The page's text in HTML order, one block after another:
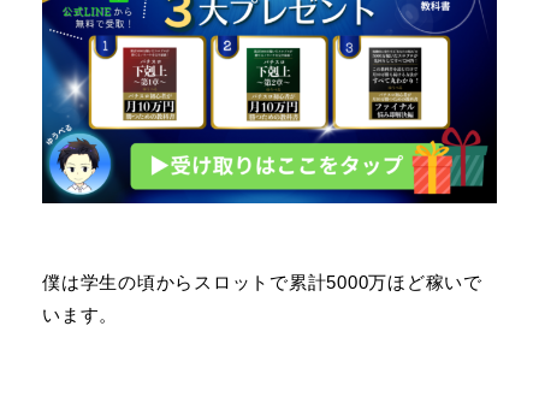
僕は学生の頃からスロットで累計5000万ほど稼いで
います。